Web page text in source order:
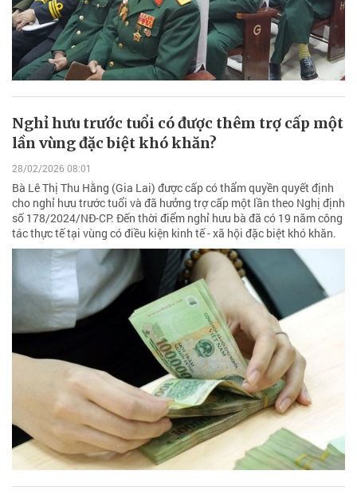
Nghỉ hưu trước tuổi có được thêm trợ cấp một
lần vùng đặc biệt khó khăn?
28/02/2026 08:01
Bà Lê Thị Thu Hằng (Gia Lai) được cấp có thẩm quyền quyết định
cho nghỉ hưu trước tuổi và đã hưởng trợ cấp một lần theo Nghị định
số 178/2024/NĐ-CP. Đến thời điểm nghỉ hưu bà đã có 19 năm công
tác thực tế tại vùng có điều kiện kinh tế - xã hội đặc biệt khó khăn.